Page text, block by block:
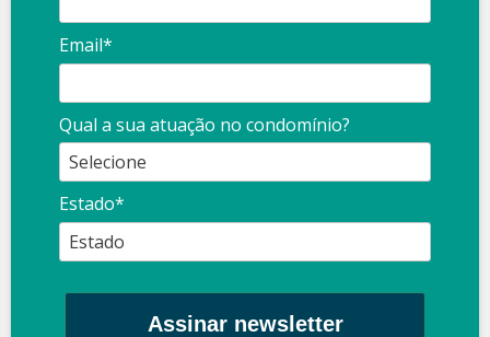
Email*
Qual a sua atuação no condomínio?
Estado*
Assinar newsletter